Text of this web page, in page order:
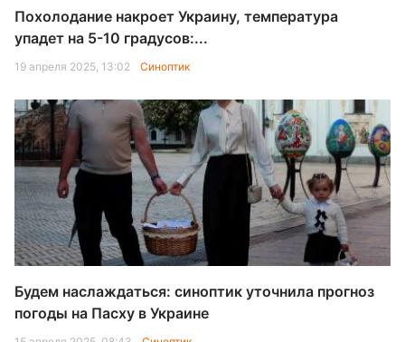
Похолодание накроет Украину, температура
упадет на 5-10 градусов:...
19 апреля 2025, 13:02 Синоптик
Будем наслаждаться: синоптик уточнила прогноз
погоды на Пасху в Украине